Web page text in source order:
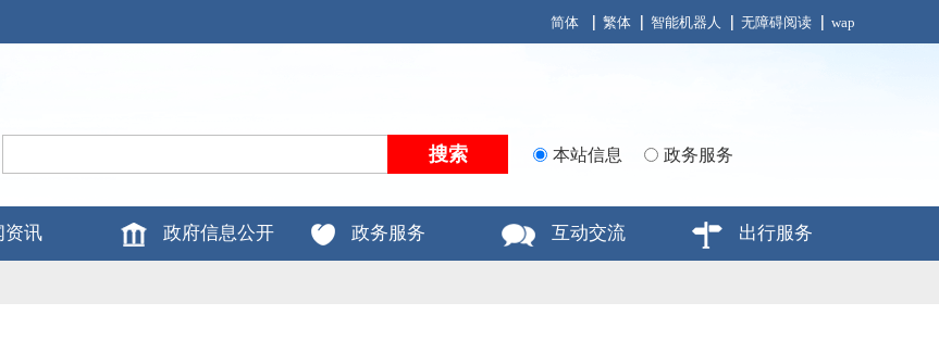
简体 繁体 智能机器人 无障碍阅读 wap
本站信息 政务服务
资讯 政府信息公开 政务服务 互动交流 出行服务